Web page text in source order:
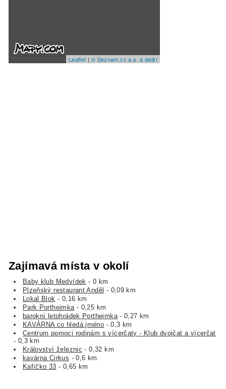
Leaflet | © Seznam.cz a.s. a další
Zajímavá místa v okolí
Baby klub Medvídek - 0 km
Plzeňský restaurant Anděl - 0,09 km
Lokal Blok - 0,16 km
Park Portheimka - 0,25 km
barokní letohrádek Portheimka- 0,27 km
KAVÁRNA co hledá jméno - 0,3 km
Centrum pomoci rodinám s vícerčaty - Klub dvojčat a vícerčat
- 0,3 km
Království železnic - 0,32 km
kavárna Cirkus - 0,6 km
Kafíčko 33 - 0,65 km